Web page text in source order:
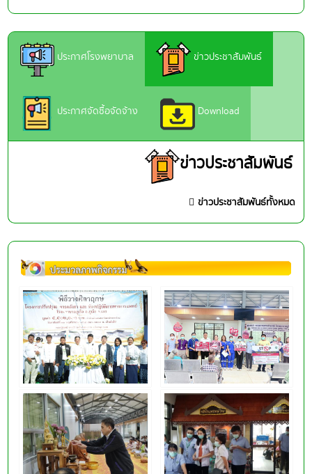
ประกาศโรงพยาบาล ข่าวประชาสัมพันธ์
ประกาศจัดซื้อจัดจ้าง Download
ข่าวประชาสัมพันธ์
ข่าวประชาสัมพันธ์ทั้งหมด